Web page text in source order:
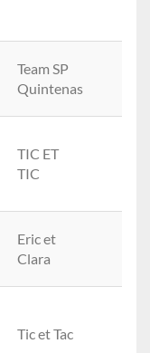
Team SP
Quintenas
TIC ET
TIC
Eric et
Clara
Tic et Tac